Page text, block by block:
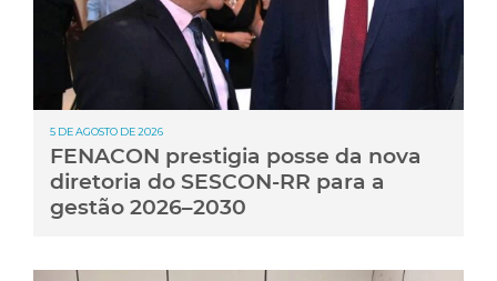
5 DE AGOSTO DE 2026
FENACON prestigia posse da nova
diretoria do SESCON-RR para a
gestão 2026–2030